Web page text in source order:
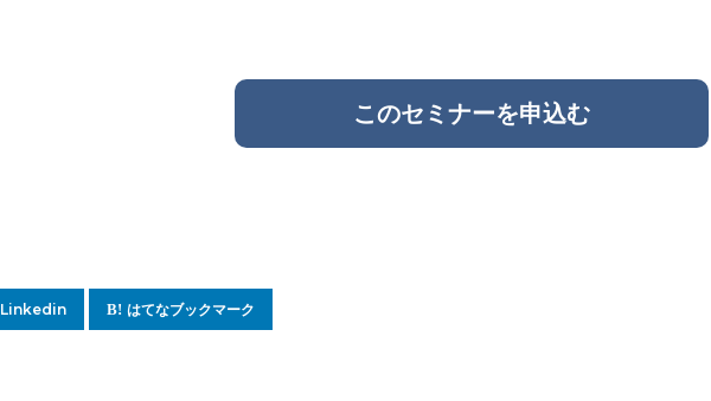
このセミナーを申込む
Linkedin はてなブックマーク